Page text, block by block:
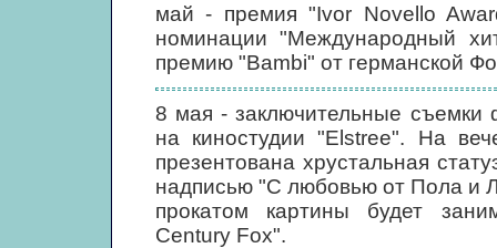
май - премия "Ivor Novello
номинации "Международный
премию "Bambi" от германской
8 мая - заключительные
на киностудии "Elstree". На
презентована хрустальная
надписью "С любовью от Пола и
прокатом картины будет
Century Fox".